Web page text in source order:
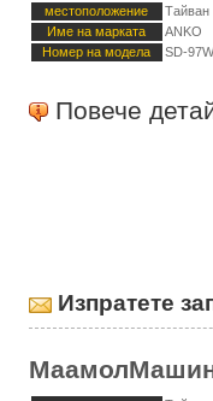
местоположение
Тайван
Име на марката
ANKO
Номер на модела
SD-97W
Повече
Изпратете